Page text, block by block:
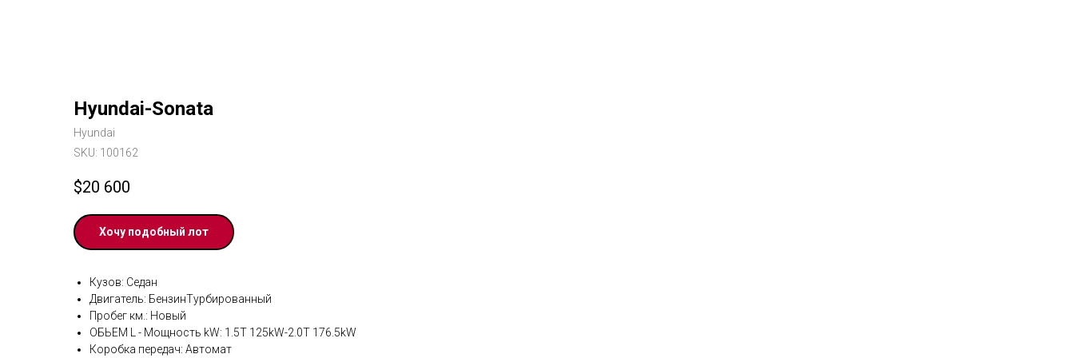
Hyundai-Sonata
Hyundai
SKU: 100162
$20 600
Хочу подобный лот
Кузов: Седан
Двигатель: БензинТурбированный
Пробег км.: Новый
ОБЬЕМ L - Мощность kW: 1.5T 125kW-2.0T 176.5kW
Коробка передач: Автомат